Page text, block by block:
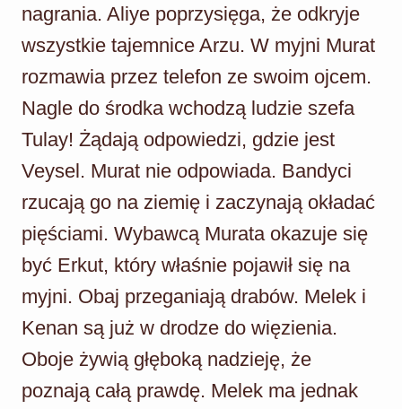
nagrania. Aliye poprzysięga, że odkryje
wszystkie tajemnice Arzu. W myjni Murat
rozmawia przez telefon ze swoim ojcem.
Nagle do środka wchodzą ludzie szefa
Tulay! Żądają odpowiedzi, gdzie jest
Veysel. Murat nie odpowiada. Bandyci
rzucają go na ziemię i zaczynają okładać
pięściami. Wybawcą Murata okazuje się
być Erkut, który właśnie pojawił się na
myjni. Obaj przeganiają drabów. Melek i
Kenan są już w drodze do więzienia.
Oboje żywią głęboką nadzieję, że
poznają całą prawdę. Melek ma jednak